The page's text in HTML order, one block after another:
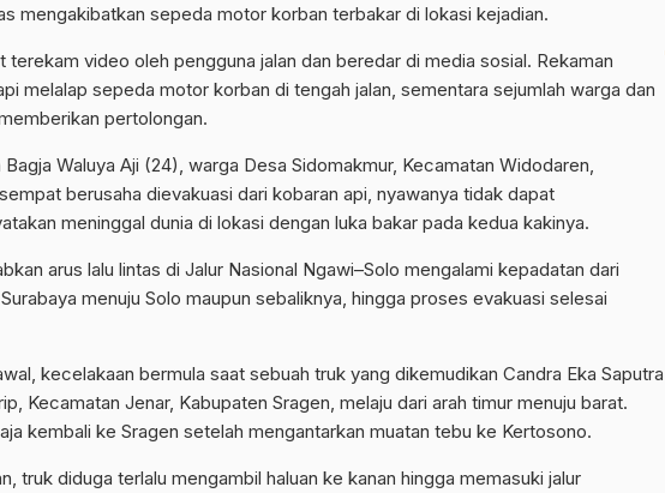
mengakibatkan sepeda motor korban terbakar di lokasi kejadian.
video oleh pengguna jalan dan beredar di media sosial. Rekaman
melalap sepeda motor korban di tengah jalan, sementara sejumlah warga dan
pertolongan.
Waluya Aji (24), warga Desa Sidomakmur, Kecamatan Widodaren,
berusaha dievakuasi dari kobaran api, nyawanya tidak dapat
meninggal dunia di lokasi dengan luka bakar pada kedua kakinya.
arus lalu lintas di Jalur Nasional Ngawi–Solo mengalami kepadatan dari
menuju Solo maupun sebaliknya, hingga proses evakuasi selesai
kecelakaan bermula saat sebuah truk yang dikemudikan Candra Eka Saputra
Kecamatan Jenar, Kabupaten Sragen, melaju dari arah timur menuju barat.
kembali ke Sragen setelah mengantarkan muatan tebu ke Kertosono.
truk diduga terlalu mengambil haluan ke kanan hingga memasuki jalur